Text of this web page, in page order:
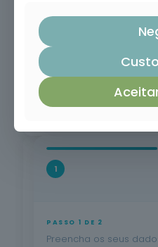
1
PASSO 1 DE 2
Preencha os seus